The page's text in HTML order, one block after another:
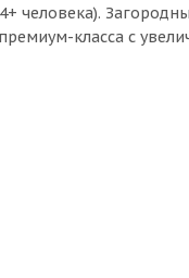
человека).
класса с